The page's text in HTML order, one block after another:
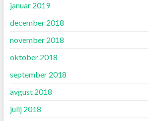
januar 2019
december 2018
november 2018
oktober 2018
september 2018
avgust 2018
julij 2018